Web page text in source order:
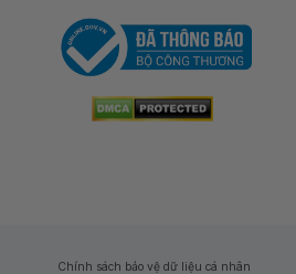
Chính sách bảo vệ dữ liệu cá nhân